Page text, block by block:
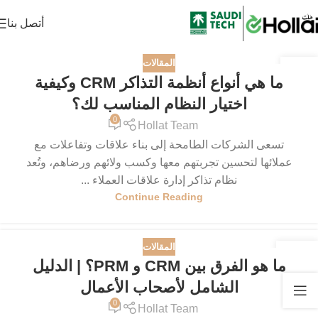
أتصل بنا
المقالات
ما هي أنواع أنظمة التذاكر CRM وكيفية
اختيار النظام المناسب لك؟
Hollat Team
0
تسعى الشركات الطامحة إلى بناء علاقات وتفاعلات مع
عملائها لتحسين تجربتهم معها وكسب ولائهم ورضاهم، وتُعد
نظام تذاكر إدارة علاقات العملاء ...
Continue Reading
أغسطس
المقالات
ما هو الفرق بين CRM و PRM؟ | الدليل
الشامل لأصحاب الأعمال
Hollat Team
0